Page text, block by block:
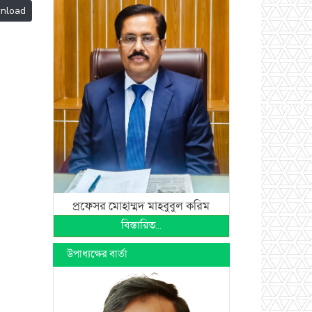
প্রফেসর মোহাম্মদ মাহবুবুল করিম
বিস্তারিত...
উপাধ্যক্ষের বার্তা